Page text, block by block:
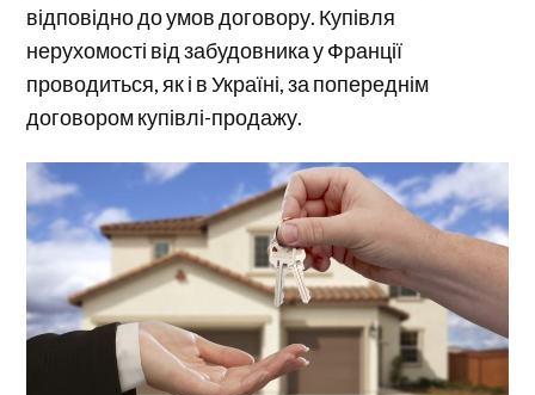
відповідно до умов договору. Купівля
нерухомості від забудовника у Франції
проводиться, як і в Україні, за попереднім
договором купівлі-продажу.